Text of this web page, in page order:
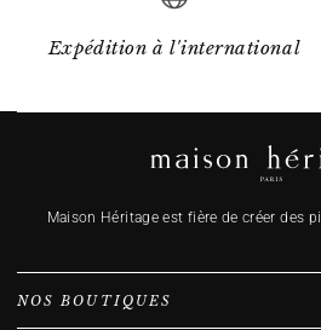
Expédition à l'international
Maison Héritage est fière de créer des
NOS BOUTIQUES